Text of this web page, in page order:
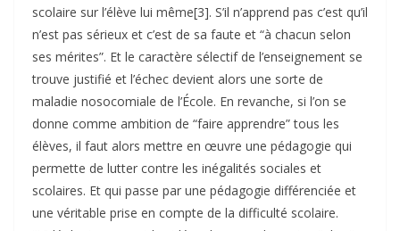
scolaire sur l’élève lui même[3]. S’il n’apprend pas c’est qu’il
n’est pas sérieux et c’est de sa faute et “à chacun selon
ses mérites”. Et le caractère sélectif de l’enseignement se
trouve justifié et l’échec devient alors une sorte de
maladie nosocomiale de l’École. En revanche, si l’on se
donne comme ambition de “faire apprendre” tous les
élèves, il faut alors mettre en œuvre une pédagogie qui
permette de lutter contre les inégalités sociales et
scolaires. Et qui passe par une pédagogie différenciée et
une véritable prise en compte de la difficulté scolaire.